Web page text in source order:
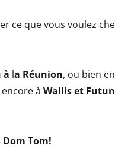
ce que vous voulez
à la Réunion, ou bien
à Wallis et
Tom!